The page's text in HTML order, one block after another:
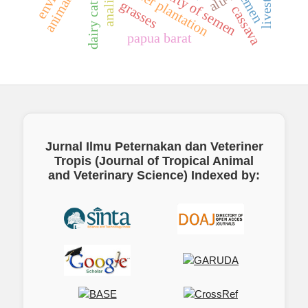
dairy cattle papua barat
grasses cassava
Jurnal Ilmu Peternakan dan Veteriner
Tropis (Journal of Tropical Animal
and Veterinary Science) Indexed by: